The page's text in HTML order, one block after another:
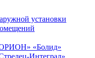
установки
«Болид»
Интеграл»